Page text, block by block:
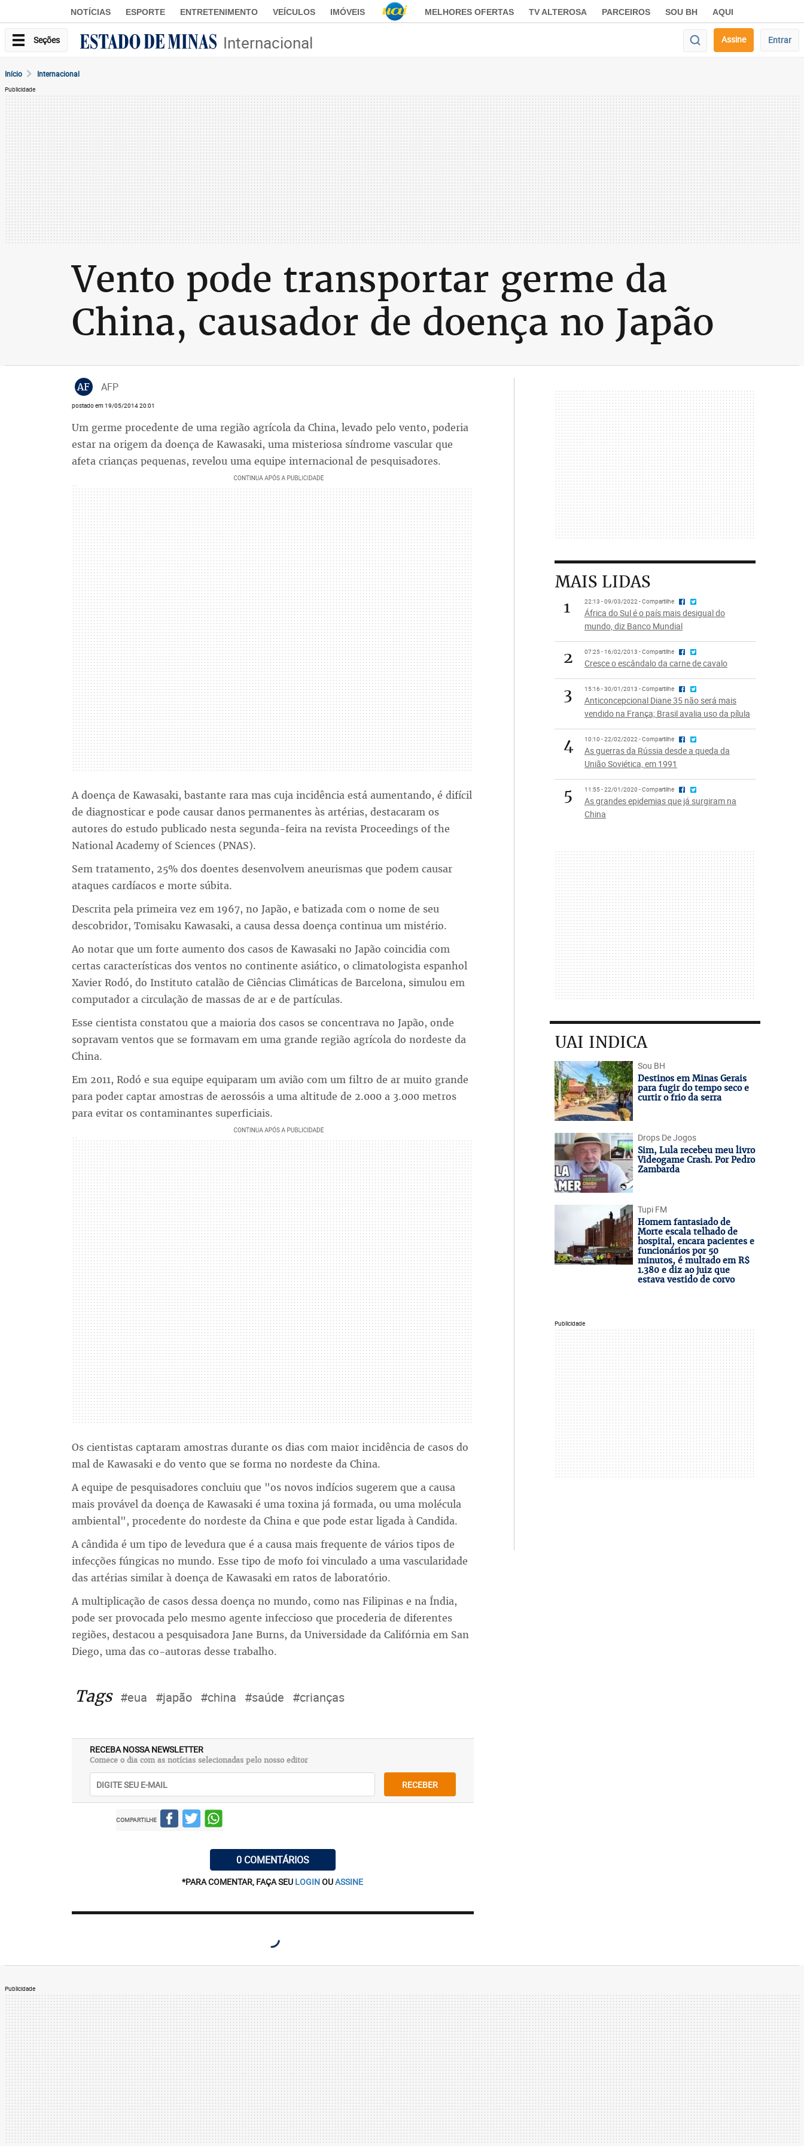
NOTÍCIAS ESPORTE ENTRETENIMENTO VEÍCULOS IMÓVEIS MELHORES OFERTAS TV ALTEROSA PARCEIROS SOU BH AQUI
Seções Internacional Assine Entrar
Início Internacional
Publicidade
Vento pode transportar germe da
China, causador de doença no Japão
AF AFP
postado em 19/05/2014 20:01
Um germe procedente de uma região agrícola da China, levado pelo vento, poderia
estar na origem da doença de Kawasaki, uma misteriosa síndrome vascular que
afeta crianças pequenas, revelou uma equipe internacional de pesquisadores.
A doença de Kawasaki, bastante rara mas cuja incidência está aumentando, é difícil
de diagnosticar e pode causar danos permanentes às artérias, destacaram os
autores do estudo publicado nesta segunda-feira na revista Proceedings of the
National Academy of Sciences (PNAS).
Sem tratamento, 25% dos doentes desenvolvem aneurismas que podem causar
ataques cardíacos e morte súbita.
Descrita pela primeira vez em 1967, no Japão, e batizada com o nome de seu
descobridor, Tomisaku Kawasaki, a causa dessa doença continua um mistério.
Ao notar que um forte aumento dos casos de Kawasaki no Japão coincidia com
certas características dos ventos no continente asiático, o climatologista espanhol
Xavier Rodó, do Instituto catalão de Ciências Climáticas de Barcelona, simulou em
computador a circulação de massas de ar e de partículas.
Esse cientista constatou que a maioria dos casos se concentrava no Japão, onde
sopravam ventos que se formavam em uma grande região agrícola do nordeste da
China.
Em 2011, Rodó e sua equipe equiparam um avião com um filtro de ar muito grande
para poder captar amostras de aerossóis a uma altitude de 2.000 a 3.000 metros
para evitar os contaminantes superficiais.
Os cientistas captaram amostras durante os dias com maior incidência de casos do
mal de Kawasaki e do vento que se forma no nordeste da China.
A equipe de pesquisadores concluiu que "os novos indícios sugerem que a causa
mais provável da doença de Kawasaki é uma toxina já formada, ou uma molécula
ambiental", procedente do nordeste da China e que pode estar ligada à Candida.
A cândida é um tipo de levedura que é a causa mais frequente de vários tipos de
infecções fúngicas no mundo. Esse tipo de mofo foi vinculado a uma vascularidade
das artérias similar à doença de Kawasaki em ratos de laboratório.
A multiplicação de casos dessa doença no mundo, como nas Filipinas e na Índia,
pode ser provocada pelo mesmo agente infeccioso que procederia de diferentes
regiões, destacou a pesquisadora Jane Burns, da Universidade da Califórnia em San
Diego, uma das co-autoras desse trabalho.
Tags #eua #japão #china #saúde #crianças
RECEBA NOSSA NEWSLETTER
Comece o dia com as notícias selecionadas pelo nosso editor
RECEBER
COMPARTILHE
0 COMENTÁRIOS
*PARA COMENTAR, FAÇA SEU LOGINOUASSINE
MAIS LIDAS
1
22:13 - 09/03/2022 - Compartilhe
África do Sul é o país mais desigual do
mundo, diz Banco Mundial
2 07:25 - 16/02/2013 - Compartilhe
Cresce o escândalo da carne de cavalo
3 15:16 - 30/01/2013 - Compartilhe
Anticoncepcional Diane 35 não será mais
vendido na França; Brasil avalia uso da pílula
4 10:10 - 22/02/2022 - Compartilhe
As guerras da Rússia desde a queda da
União Soviética, em 1991
5 11:55 - 22/01/2020 - Compartilhe
As grandes epidemias que já surgiram na
China
UAI INDICA
Sou BH
Destinos em Minas Gerais
para fugir do tempo seco e
curtir o frio da serra
Drops De Jogos
Sim, Lula recebeu meu livro
Videogame Crash. Por Pedro
Zambarda
Tupi FM
Homem fantasiado de
Morte escala telhado de
hospital, encara pacientes e
funcionários por 50
minutos, é multado em R$
1.380 e diz ao juiz que
estava vestido de corvo
Publicidade
Publicidade